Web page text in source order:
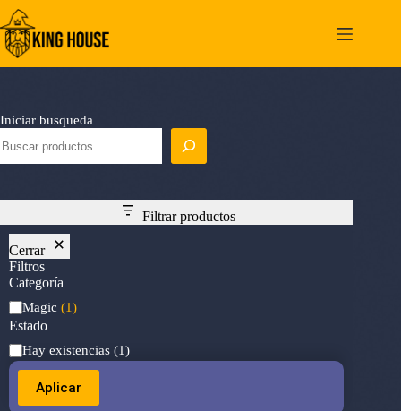
Saltar
al
contenido
Iniciar busqueda
Filtrar productos
Cerrar
Filtros
Categoría
Categoría
Magic (1)
Estado
Estado
Hay existencias (1)
Aplicar